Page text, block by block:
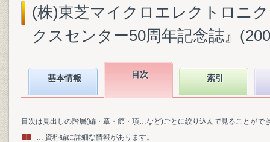
(株)東芝マイクロエレクトロニ
クスセンター50周年記念誌』
基本情報 目次 索引
目次は見出しの階層(編・章・節・項…など)ごとに絞り込んで見ることがで
… 資料編に詳細な情報があります。